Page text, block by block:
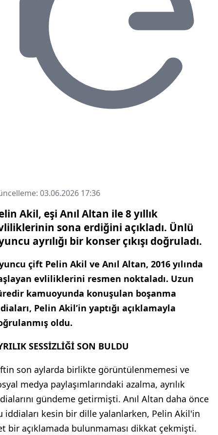
03.06.2026 17:36
Akil, eşi Anıl Altan ile 8 yıllık
sona erdiğini açıkladı. Ünlü
ayrılığı bir konser çıkışı doğruladı.
çift Pelin Akil ve Anıl Altan, 2016 yılında
evliliklerini resmen noktaladı. Uzun
kamuoyunda konuşulan boşanma
Pelin Akil’in yaptığı açıklamayla
oldu.
SESSİZLİĞİ SON BULDU
son aylarda birlikte görüntülenmemesi ve
medya paylaşımlarındaki azalma, ayrılık
gündeme getirmişti. Anıl Altan daha önce
iddiaları kesin bir dille yalanlarken, Pelin Akil'in
bir açıklamada bulunmaması dikkat çekmişti.